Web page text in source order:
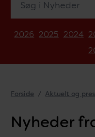
2026 2025 2024
Forside Aktuelt og
Nyheder